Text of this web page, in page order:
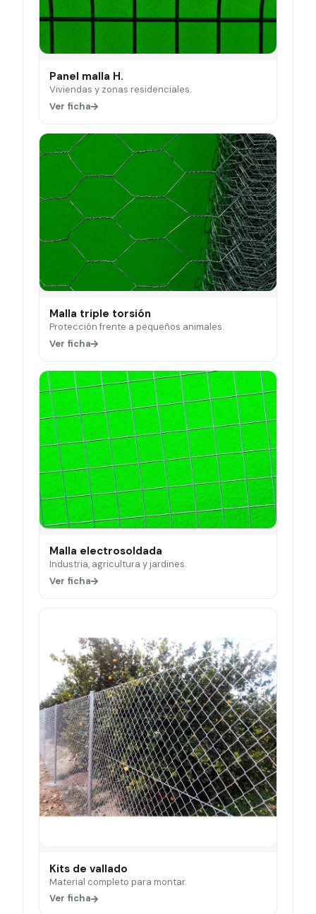
Panel malla H.
Viviendas y zonas residenciales.
Ver ficha
Malla triple torsión
Protección frente a pequeños animales.
Ver ficha
Malla electrosoldada
Industria, agricultura y jardines.
Ver ficha
Kits de vallado
Material completo para montar.
Ver ficha